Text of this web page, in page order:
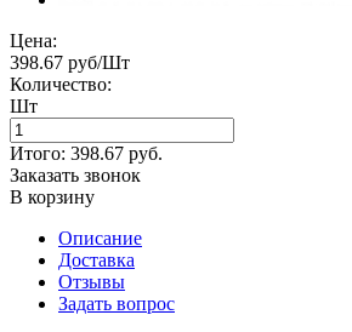
Цена:
398.67 руб/Шт
Количество:
Шт
Итого: 398.67 руб.
Заказать звонок
В корзину
Описание
Доставка
Отзывы
Задать вопрос